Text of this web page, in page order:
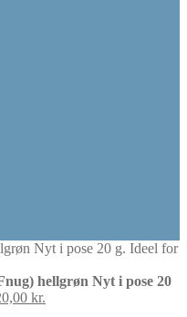
hellgrøn Nyt i pose 20
kr.